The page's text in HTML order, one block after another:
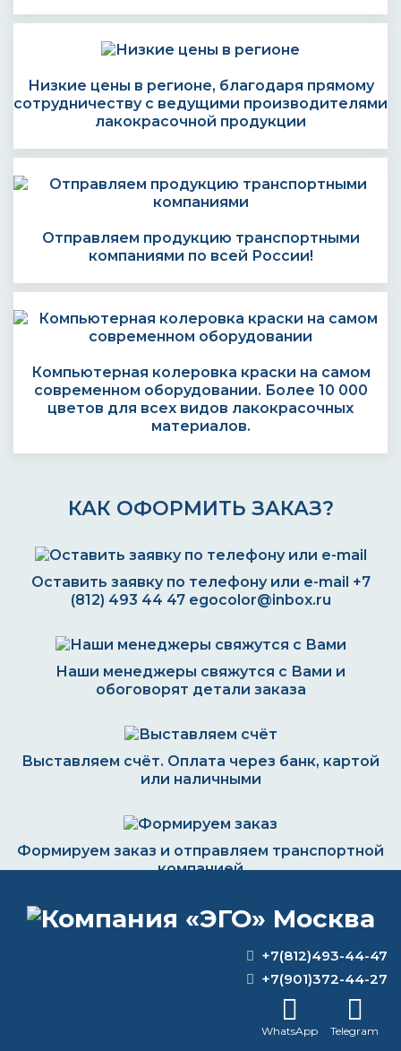
Низкие цены в регионе, благодаря прямому
сотрудничеству с ведущими производителями
лакокрасочной продукции
Отправляем продукцию транспортными
компаниями по всей России!
Компьютерная колеровка краски на самом
современном оборудовании. Более 10 000
цветов для всех видов лакокрасочных
материалов.
КАК ОФОРМИТЬ ЗАКАЗ?
Оставить заявку по телефону или e-mail +7
(812) 493 44 47 egocolor@inbox.ru
Наши менеджеры свяжутся с Вами и
обоговорят детали заказа
Выставляем счёт. Оплата через банк, картой
или наличными
Формируем заказ и отправляем транспортной
компанией
ВОПРОС-ОТВЕТ
Является ли краска для суппорта
+7(812)493-44-47
+7(901)372-44-27
WhatsApp
Telegram